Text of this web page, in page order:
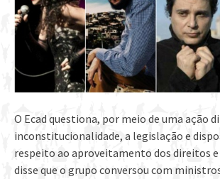
O Ecad questiona, por meio de uma ação
inconstitucionalidade, a legislação e
respeito ao aproveitamento dos direitos
disse que o grupo conversou com